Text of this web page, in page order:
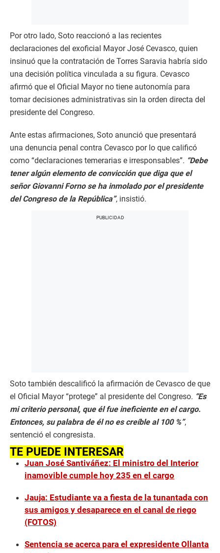
Por otro lado, Soto reaccionó a las recientes
declaraciones del exoficial Mayor José Cevasco, quien
insinuó que la contratación de Torres Saravia habría sido
una decisión política vinculada a su figura. Cevasco
afirmó que el Oficial Mayor no tiene autonomía para
tomar decisiones administrativas sin la orden directa del
presidente del Congreso.
Ante estas afirmaciones, Soto anunció que presentará
una denuncia penal contra Cevasco por lo que calificó
como “declaraciones temerarias e irresponsables”. “Debe
tener algún elemento de convicción que diga que el
señor Giovanni Forno se ha inmolado por el presidente
del Congreso de la República”, insistió.
Soto también descalificó la afirmación de Cevasco de que
el Oficial Mayor “protege” al presidente del Congreso. “Es
mi criterio personal, que él fue ineficiente en el cargo.
Entonces, su palabra de él no es creíble al 100 %”,
sentenció el congresista.
TE PUEDE INTERESAR
Juan José Santiváñez: El ministro del Interior
inamovible cumple hoy 235 en el cargo
Jauja: Estudiante va a fiesta de la tunantada con
sus amigos y desaparece en el canal de riego
(FOTOS)
Sentencia se acerca para el expresidente Ollanta